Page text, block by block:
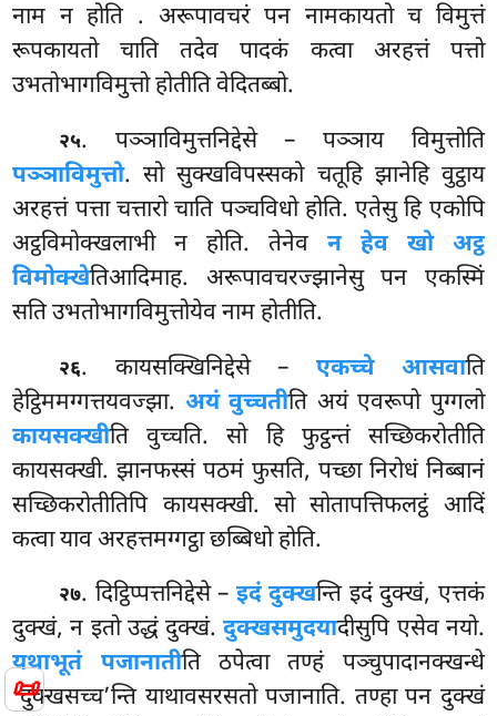
📜
नाम न होति . अरूपावचरं पन नामकायतो च विमुत्तं
रूपकायतो चाति तदेव पादकं कत्वा अरहत्तं पत्तो
उभतोभागविमुत्तो होतीति वेदितब्बो.
२५. पञ्ञाविमुत्तनिद्देसे – पञ्ञाय विमुत्तोति
पञ्ञाविमुत्तो. सो सुक्खविपस्सको चतूहि झानेहि वुट्ठाय
अरहत्तं पत्ता चत्तारो चाति पञ्चविधो होति. एतेसु हि एकोपि
अट्ठविमोक्खलाभी न होति. तेनेव न हेव खो अट्ठ
विमोक्खेतिआदिमाह. अरूपावचरज्झानेसु पन एकस्मिं
सति उभतोभागविमुत्तोयेव नाम होतीति.
२६. कायसक्खिनिद्देसे –एकच्चे आसवाति
हेट्ठिममग्गत्तयवज्झा. अयं वुच्चतीति अयं एवरूपो पुग्गलो
कायसक्खीति वुच्चति. सो हि फुट्ठन्तं सच्छिकरोतीति
कायसक्खी. झानफस्सं पठमं फुसति, पच्छा निरोधं निब्बानं
सच्छिकरोतीतिपि कायसक्खी. सो सोतापत्तिफलट्ठं आदिं
कत्वा याव अरहत्तमग्गट्ठा छब्बिधो होति.
२७. दिट्ठिप्पत्तनिद्देसे– इदं दुक्खन्ति इदं दुक्खं, एत्तकं
दुक्खं, न इतो उद्धं दुक्खं.दुक्खसमुदयादीसुपि एसेव नयो.
यथाभूतं पजानातीति ठपेत्वा तण्हं पञ्चुपादानक्खन्धे
‘दुक्खसच्च’न्ति याथावसरसतो पजानाति. तण्हा पन दुक्खं